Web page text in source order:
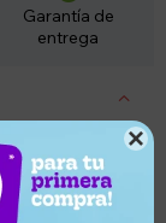

Garantía de
entrega